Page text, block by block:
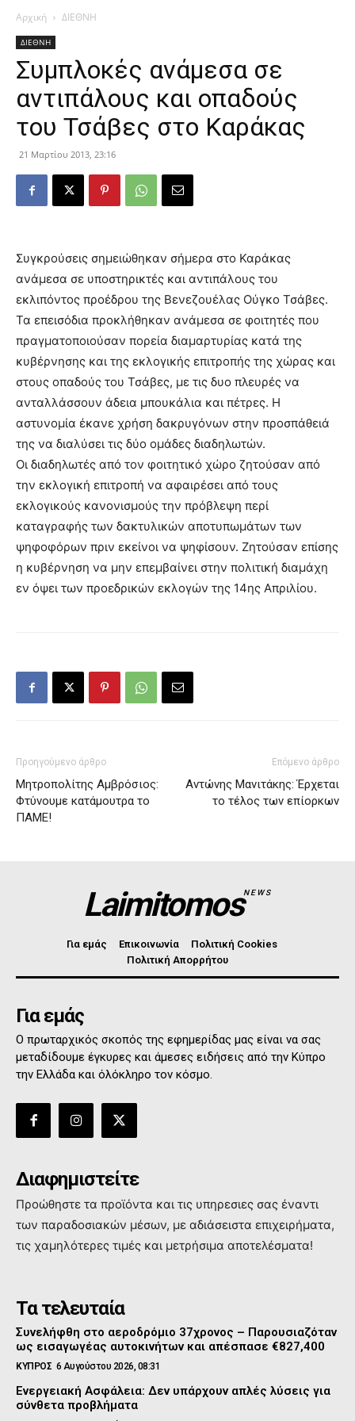
Αρχική ΔΙΕΘΝΗ
ΔΙΕΘΝΗ
Συμπλοκές ανάμεσα σε
αντιπάλους και οπαδούς
του Τσάβες στο Καράκας
21 Μαρτίου 2013, 23:16
Συγκρούσεις σημειώθηκαν σήμερα στο Καράκας
ανάμεσα σε υποστηρικτές και αντιπάλους του
εκλιπόντος προέδρου της Βενεζουέλας Ούγκο Τσάβες.
Τα επεισόδια προκλήθηκαν ανάμεσα σε φοιτητές που
πραγματοποιούσαν πορεία διαμαρτυρίας κατά της
κυβέρνησης και της εκλογικής επιτροπής της χώρας και
στους οπαδούς του Τσάβες, με τις δυο πλευρές να
ανταλλάσσουν άδεια μπουκάλια και πέτρες. Η
αστυνομία έκανε χρήση δακρυγόνων στην προσπάθειά
της να διαλύσει τις δύο ομάδες διαδηλωτών.
Οι διαδηλωτές από τον φοιτητικό χώρο ζητούσαν από
την εκλογική επιτροπή να αφαιρέσει από τους
εκλογικούς κανονισμούς την πρόβλεψη περί
καταγραφής των δακτυλικών αποτυπωμάτων των
ψηφοφόρων πριν εκείνοι να ψηφίσουν. Ζητούσαν επίσης
η κυβέρνηση να μην επεμβαίνει στην πολιτική διαμάχη
εν όψει των προεδρικών εκλογών της 14ης Απριλίου.
Προηγούμενο άρθρο
Μητροπολίτης Αμβρόσιος:
Φτύνουμε κατάμουτρα το
ΠΑΜΕ!
Επόμενο άρθρο
Αντώνης Μανιτάκης: Έρχεται
το τέλος των επίορκων
LaimitomosNEWS
Για εμάς Επικοινωνία
Πολιτική Cookies
Πολιτική Απορρήτου
Για εμάς
Ο πρωταρχικός σκοπός της εφημερίδας μας είναι να σας
μεταδίδουμε έγκυρες και άμεσες ειδήσεις από την Κύπρο
την Ελλάδα και όλόκληρο τον κόσμο.
Διαφημιστείτε
Προώθηστε τα προϊόντα και τις υπηρεσιες σας έναντι
των παραδοσιακών μέσων, με αδιάσειστα επιχειρήματα,
τις χαμηλότερες τιμές και μετρήσιμα αποτελέσματα!
Τα τελευταία
Συνελήφθη στο αεροδρόμιο 37χρονος – Παρουσιαζόταν
ως εισαγωγέας αυτοκινήτων και απέσπασε €827,400
ΚΥΠΡΟΣ 6 Αυγούστου 2026, 08:31
Ενεργειακή Ασφάλεια: Δεν υπάρχουν απλές λύσεις για
σύνθετα προβλήματα